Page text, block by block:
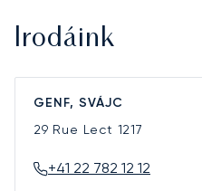
Irodáink
GENF, SVÁJC
29 Rue Lect 1217
+41 22 782 12 12